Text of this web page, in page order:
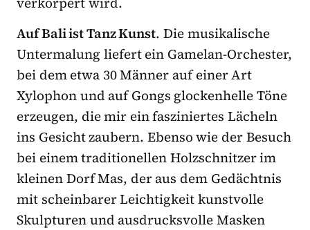
Auf Bali ist Tanz Kunst. Die musikalische
Untermalung liefert ein Gamelan-Orchester,
bei dem etwa 30 Männer auf einer Art
Xylophon und auf Gongs glockenhelle Töne
erzeugen, die mir ein fasziniertes Lächeln
ins Gesicht zaubern. Ebenso wie der Besuch
bei einem traditionellen Holzschnitzer im
kleinen Dorf Mas, der aus dem Gedächtnis
mit scheinbarer Leichtigkeit kunstvolle
Skulpturen und ausdrucksvolle Masken